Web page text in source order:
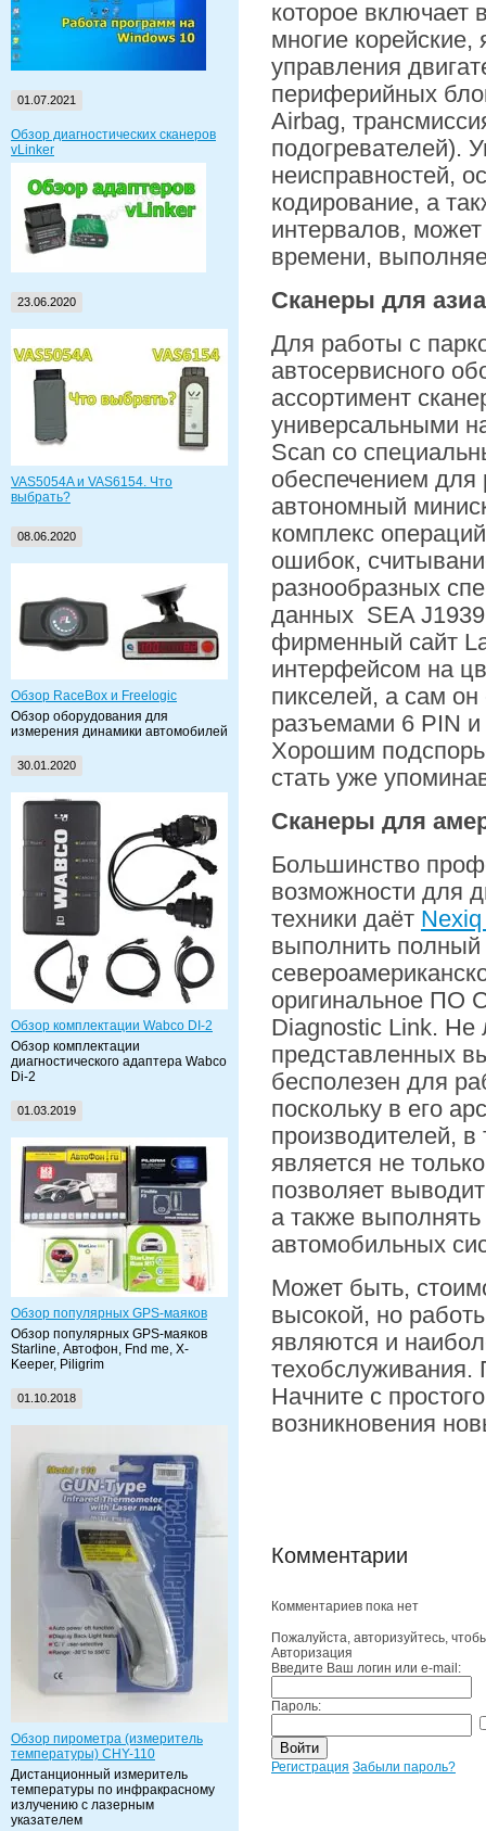
01.07.2021
Обзор диагностических сканеров
vLinker
23.06.2020
VAS5054A и VAS6154. Что
выбрать?
08.06.2020
Обзор RaceBox и Freelogic
Обзор оборудования для
измерения динамики автомобилей
30.01.2020
Обзор комплектации Wabco DI-2
Обзор комплектации
диагностического адаптера Wabco
Di-2
01.03.2019
Обзор популярных GPS-маяков
Обзор популярных GPS-маяков
Starline, Автофон, Fnd me, X-
Keeper, Piligrim
01.10.2018
Обзор пирометра (измеритель
температуры) CHY-110
Дистанционный измеритель
температуры по инфракрасному
излучению с лазерным
указателем
которое включает
многие корейские,
управления
периферийных
Airbag,
подогревателей).
неисправностей,
кодирование, а
интервалов,
времени,
Сканеры для
Для работы с
автосервисного
ассортимент
универсальными
Scan со
обеспечением
автономный
комплекс
ошибок,
разнообразных
данных SEA
фирменный сайт
интерфейсом на
пикселей, а сам
разъемами 6 PIN и
Хорошим
стать уже
Сканеры для
Большинство
возможности для
техники даёт
выполнить полный
оригинальное ПО
Diagnostic Link. Не
представленных
бесполезен для
поскольку в его
производителей,
является не
позволяет
а также
автомобильных
Может быть,
высокой, но
являются и
техобслуживания.
Начните с
возникновения
Комментарии
Комментариев пока нет
Пожалуйста, авторизуйтесь,
Авторизация
Введите Ваш логин или e-mail:
Пароль:
Регистрация Забыли пароль?